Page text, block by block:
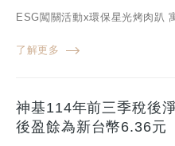
ESG闖關活動x環保星光烤肉趴
了解更多
神基114年前三季稅後
後盈餘為新台幣6.36元